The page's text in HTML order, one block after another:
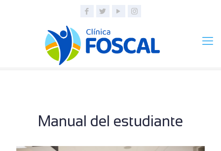
Manual del estudiante